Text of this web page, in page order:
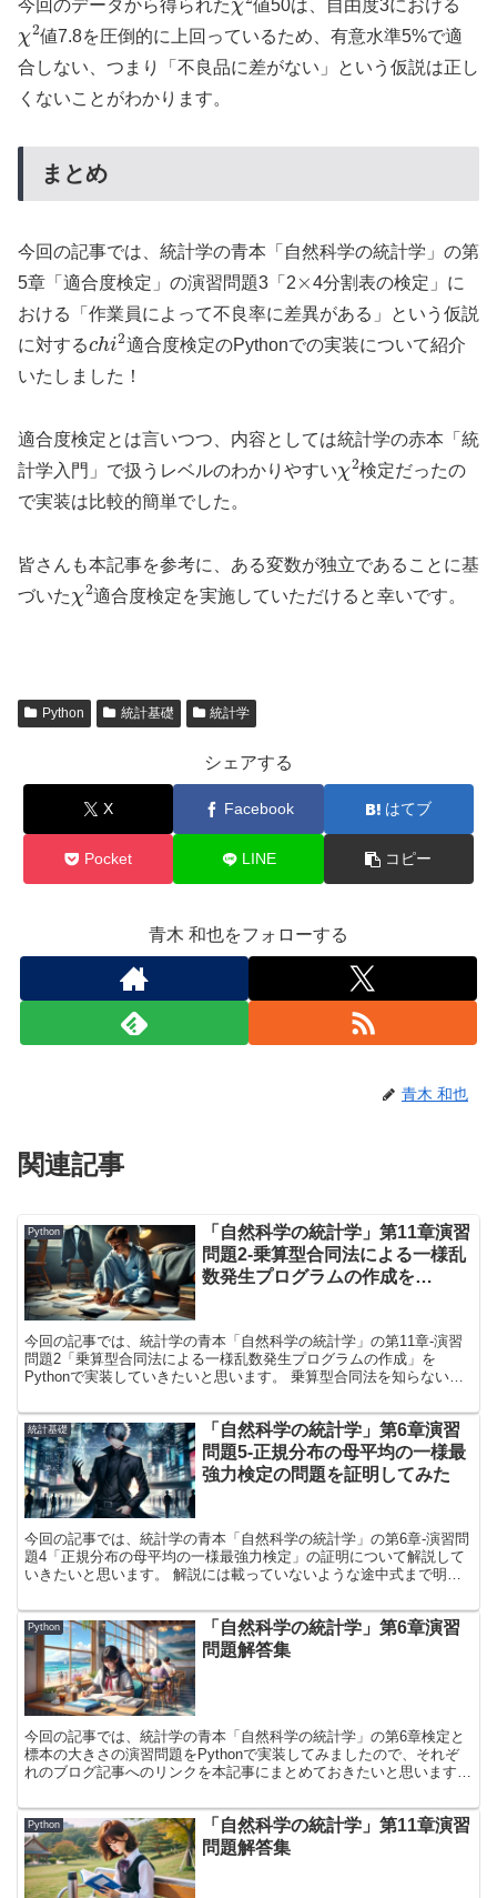
今回のデータから得られた 値50は、自由度3における
2
値7.8を圧倒的に上回っているため、有意水準5%で適
合しない、つまり「不良品に差がない」という仮説は正し
くないことがわかります。
まとめ
今回の記事では、統計学の青本「自然科学の統計学」の第
5章「適合度検定」の演習問題3「2
4分割表の検定」に
おける「作業員によって不良率に差異がある」という仮説
に対する
h i2
適合度検定のPythonでの実装について紹介
いたしました！
適合度検定とは言いつつ、内容としては統計学の赤本「統
計学入門」で扱うレベルのわかりやすい
2
検定だったの
で実装は比較的簡単でした。
皆さんも本記事を参考に、ある変数が独立であることに基
づいた
2
適合度検定を実施していただけると幸いです。
Python 統計基礎 統計学
シェアする
X Facebook はてブ
Pocket LINE コピー
青木 和也をフォローする
青木 和也
関連記事
Python
「自然科学の統計学」第11章演習
問題2-乗算型合同法による一様乱
数発生プログラムの作成を
今回の記事では、統計学の青本「自然科学の統計学」の第11章-演習
問題2「乗算型合同法による一様乱数発生プログラムの作成」を
Pythonで実装していきたいと思います。 乗算型合同法を知らない方
けると幸いです.
統計基礎
「自然科学の統計学」第6章演習
問題5-正規分布の母平均の一様最
強力検定の問題を証明してみた
今回の記事では、統計学の青本「自然科学の統計学」の第6章-演習問
題4「正規分布の母平均の一様最強力検定」の証明について解説して
いきたいと思います。 解説には載っていないような途中式まで明記
幸いです。
Python
「自然科学の統計学」第6章演習
問題解答集
今回の記事では、統計学の青本「自然科学の統計学」の第6章検定と
標本の大きさの演習問題をPythonで実装してみましたので、それぞ
れのブログ記事へのリンクを本記事にまとめておきたいと思います。
ているのかについても解説していいますので、自分で問題を解くプロ
グラムを実装する場合や、プログラムで解かずともやっていることの
方向性が合っているのかを確かめるためにご活用いただけると幸いで
す！
Python
「自然科学の統計学」第11章演習
問題解答集